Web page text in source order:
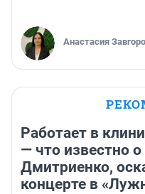
Анастасия
Работает в
— что известно о
Дмитриенко,
концерте в